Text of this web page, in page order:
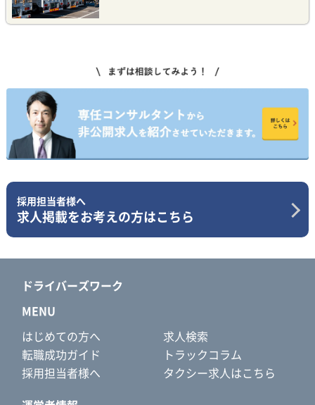
採用担当者様へ
求人掲載をお考えの方はこちら
ドライバーズワーク
MENU
はじめての方へ
求人検索
転職成功ガイド
トラックコラム
採用担当者様へ
タクシー求人はこちら